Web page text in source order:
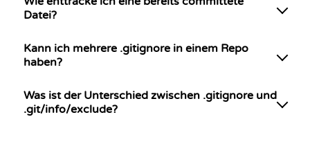
Datei?
Kann ich mehrere .gitignore in einem Repo
haben?
Was ist der Unterschied zwischen .gitignore und
.git/info/exclude?